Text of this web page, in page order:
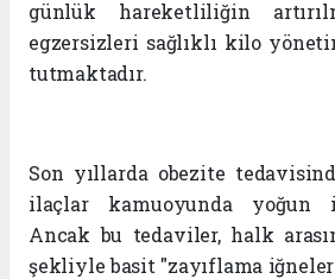
günlük hareketliliğin
egzersizleri sağlıklı kilo
tutmaktadır.
Son yıllarda obezite
ilaçlar kamuoyunda yoğun
Ancak bu tedaviler, halk
şekliyle basit "zayıflama